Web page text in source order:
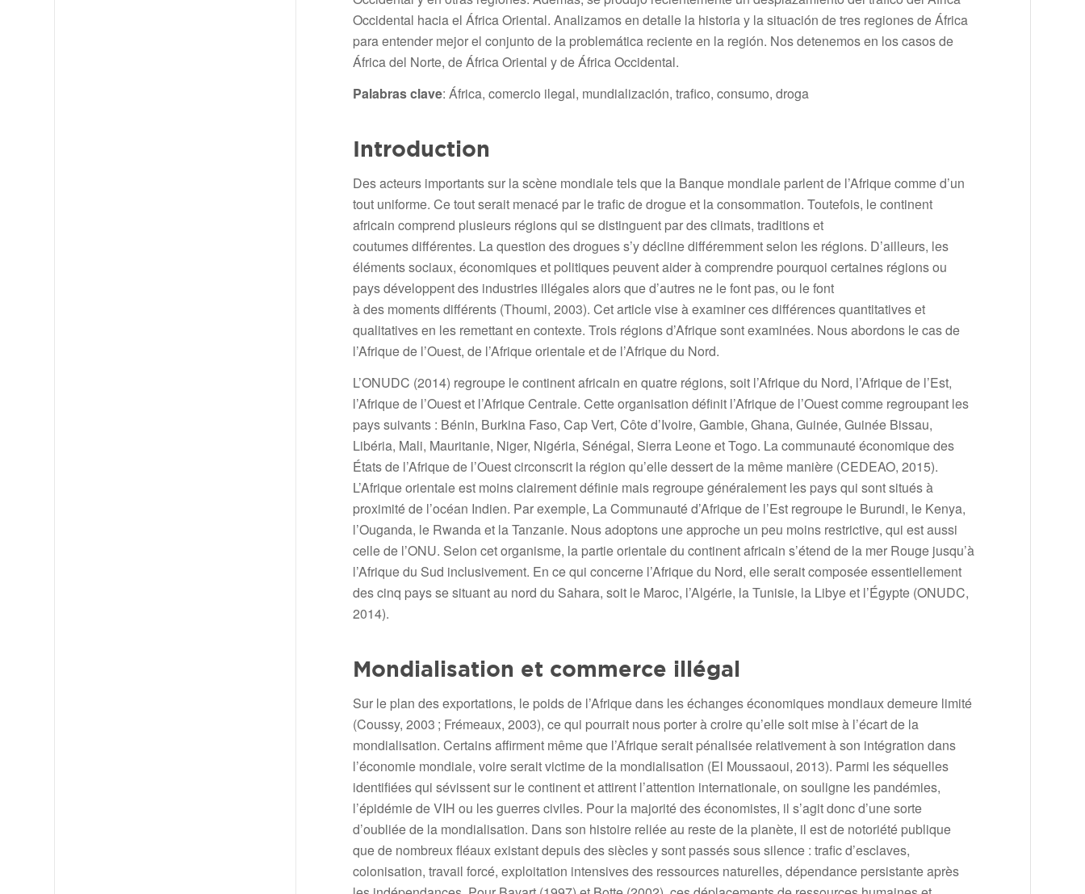
Occidental hacia el África Oriental. Analizamos en detalle la historia y la situación de tres regiones de África
para entender mejor el conjunto de la problemática reciente en la región. Nos detenemos en los casos de
África del Norte, de África Oriental y de África Occidental.
Palabras clave: África, comercio ilegal, mundialización, trafico, consumo, droga
Introduction
Des acteurs importants sur la scène mondiale tels que la Banque mondiale parlent de l’Afrique comme d’un
tout uniforme. Ce tout serait menacé par le trafic de drogue et la consommation. Toutefois, le continent
africain comprend plusieurs régions qui se distinguent par des climats, traditions et
coutumes différentes. La question des drogues s’y décline différemment selon les régions. D’ailleurs, les
éléments sociaux, économiques et politiques peuvent aider à comprendre pourquoi certaines régions ou
pays développent des industries illégales alors que d’autres ne le font pas, ou le font
à des moments différents (Thoumi, 2003). Cet article vise à examiner ces différences quantitatives et
qualitatives en les remettant en contexte. Trois régions d’Afrique sont examinées. Nous abordons le cas de
l’Afrique de l’Ouest, de l’Afrique orientale et de l’Afrique du Nord.
L’ONUDC (2014) regroupe le continent africain en quatre régions, soit l’Afrique du Nord, l’Afrique de l’Est,
l’Afrique de l’Ouest et l’Afrique Centrale. Cette organisation définit l’Afrique de l’Ouest comme regroupant les
pays suivants : Bénin, Burkina Faso, Cap Vert, Côte d’Ivoire, Gambie, Ghana, Guinée, Guinée Bissau,
Libéria, Mali, Mauritanie, Niger, Nigéria, Sénégal, Sierra Leone et Togo. La communauté économique des
États de l’Afrique de l’Ouest circonscrit la région qu’elle dessert de la même manière (CEDEAO, 2015).
L’Afrique orientale est moins clairement définie mais regroupe généralement les pays qui sont situés à
proximité de l’océan Indien. Par exemple, La Communauté d’Afrique de l’Est regroupe le Burundi, le Kenya,
l’Ouganda, le Rwanda et la Tanzanie. Nous adoptons une approche un peu moins restrictive, qui est aussi
celle de l’ONU. Selon cet organisme, la partie orientale du continent africain s’étend de la mer Rouge jusqu’à
l’Afrique du Sud inclusivement. En ce qui concerne l’Afrique du Nord, elle serait composée essentiellement
des cinq pays se situant au nord du Sahara, soit le Maroc, l’Algérie, la Tunisie, la Libye et l’Égypte (ONUDC,
2014).
Mondialisation et commerce illégal
Sur le plan des exportations, le poids de l’Afrique dans les échanges économiques mondiaux demeure limité
(Coussy, 2003 ; Frémeaux, 2003), ce qui pourrait nous porter à croire qu’elle soit mise à l’écart de la
mondialisation. Certains affirment même que l’Afrique serait pénalisée relativement à son intégration dans
l’économie mondiale, voire serait victime de la mondialisation (El Moussaoui, 2013). Parmi les séquelles
identifiées qui sévissent sur le continent et attirent l’attention internationale, on souligne les pandémies,
l’épidémie de VIH ou les guerres civiles. Pour la majorité des économistes, il s’agit donc d’une sorte
d’oubliée de la mondialisation. Dans son histoire reliée au reste de la planète, il est de notoriété publique
que de nombreux fléaux existant depuis des siècles y sont passés sous silence : trafic d’esclaves,
colonisation, travail forcé, exploitation intensives des ressources naturelles, dépendance persistante après